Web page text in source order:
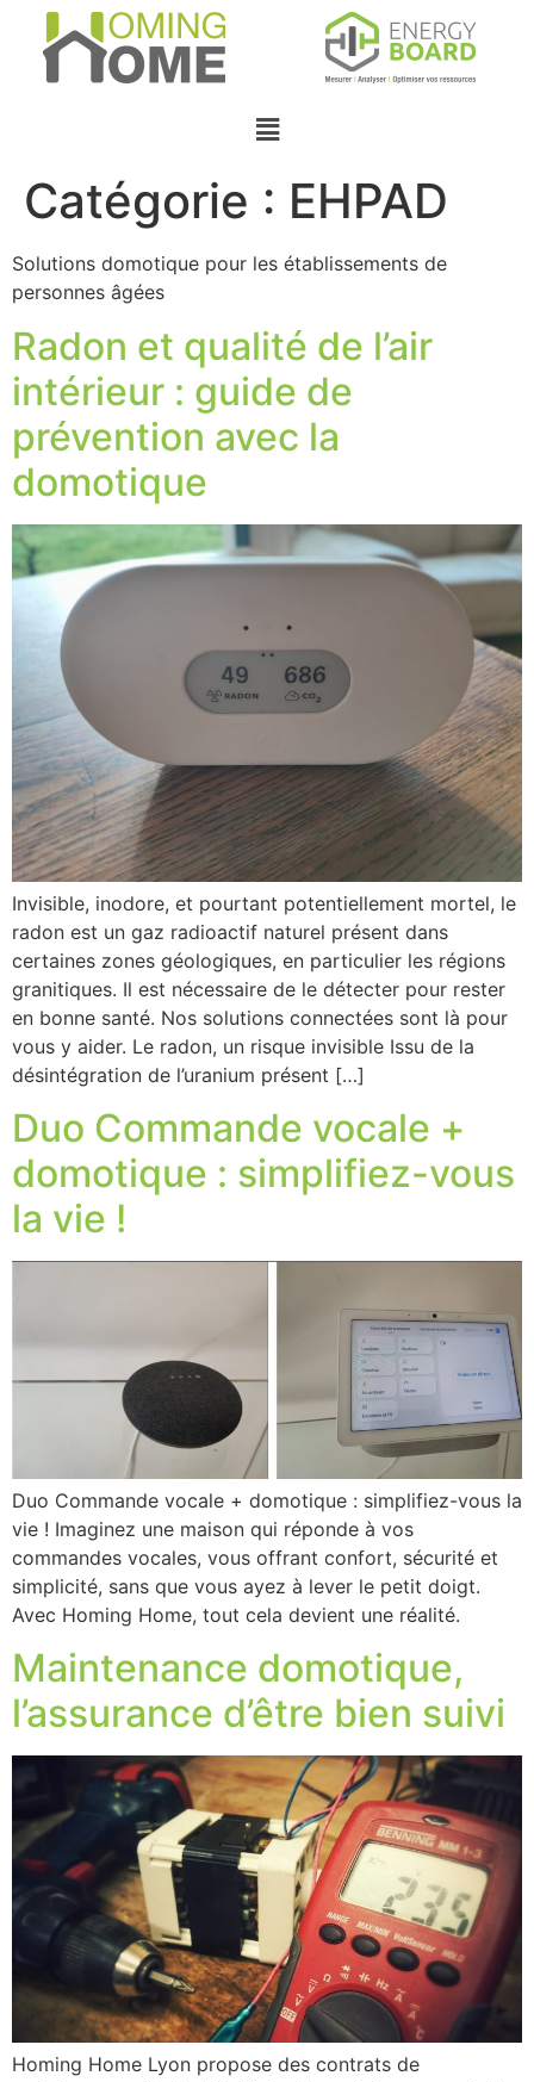
Catégorie : EHPAD
Solutions domotique pour les établissements de
personnes âgées
Radon et qualité de l’air
intérieur : guide de
prévention avec la
domotique
Invisible, inodore, et pourtant potentiellement mortel, le
radon est un gaz radioactif naturel présent dans
certaines zones géologiques, en particulier les régions
granitiques. Il est nécessaire de le détecter pour rester
en bonne santé. Nos solutions connectées sont là pour
vous y aider. Le radon, un risque invisible Issu de la
désintégration de l’uranium présent […]
Duo Commande vocale +
domotique : simplifiez-vous
la vie !
Duo Commande vocale + domotique : simplifiez-vous la
vie ! Imaginez une maison qui réponde à vos
commandes vocales, vous offrant confort, sécurité et
simplicité, sans que vous ayez à lever le petit doigt.
Avec Homing Home, tout cela devient une réalité.
Maintenance domotique,
l’assurance d’être bien suivi
Homing Home Lyon propose des contrats de